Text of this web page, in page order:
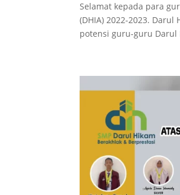
Selamat kepada para
(DHIA) 2022-2023.
potensi guru-guru Darul